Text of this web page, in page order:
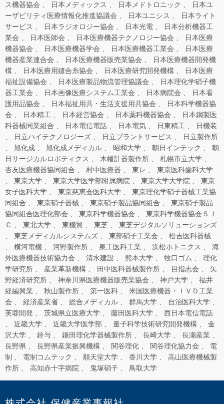
ス機器協会
日本メディックス 日本メドトロニック
日本ユ
ーザビリティ医療情報化推進協議会
日本ユニシス
日本ライト
サービス
日本ラジオロジー協会 日本光電
日本分析機器工
業会
日本医師会 日本医療機器テクノロジー協会
日本医療
機器協会
日本医療機器学会 日本医療機器工業会
日本医療
機器産業連合会
日本医療機器販売業協会
日本医療機器開発機
構
日本医療用縫合糸協会 日本医療研究開発機構
日本医療
福祉設備協会
日本医療製品物流管理協議会
日本理化学硝子機
器工業会
日本画像医療システム工業会 日本病院会
日本看
護用品協会
日本福祉用具・生活支援用具協会
日本科学機器協
会
日本精工 日本経営協会 日本薬科機器協会
日本鋼製医
科器械同業組合
日本電信電話 日本電気 日東精工
日機装
日立ハイテクノロジーズ
日立プラントサービス
日立製作所
旭化成
旭化成メディカル 昭和大学 朝日インテック
朝
日サージカルロボティクス
木幡計器製作所
札幌市立大学
杏友医療機器協同組合
村中医療器 東レ
東京医科歯科大学
東京大学
東京大学医学部附属病院 東京大学大学院
東京
女子医科大学
東京慈恵会医科大学
東京理化学硝子器械工業協
同組合
東京硝子器械 東京硝子製品協同組合
東京硝子製品
協同組合医理化部会
東京科学機器協会
東京科学機器協会ＳＪ
Ｃ
東北大学 東機貿 東芝
東芝デジタルソリューションズ
東芝メディカルシステムズ
東部硝子工業会
松吉医科器械
横河電機
河野製作所 泉工医科工業 浜松ホトニクス
海
外医療機器技術協力会
清水建設 熊本大学 牧口ゴム
理化
学研究所
産業革新機構 田中医科器械製作所 目指志会
矢
野経済研究所
神奈川県医療機器販売業協会 神戸大学
福井
経編興業
秋山製作所 第一医科
米国医療機器・ＩＶＤ工業
会
経済産業省 総合メディカル 群馬大学
自治医科大学
芙蓉開発
茨城県立医療大学 藤田医科大学
西日本電信電話
近畿大学
近畿大学医学部 量子科学技術研究開発機構
金
沢大学
鈴与 鎌田理化学器械製作所 長崎大学
長瀬産業
長野県
長野県産業振興機構 関谷理化 関谷理化協力会
電
制
電制コムテック 順天堂大学 香川大学
高山医療機械製
作所
高知赤十字病院 鬼塚硝子 鳥取大学